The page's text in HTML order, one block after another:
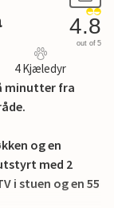
4.8
out of 5
4 Kjæledyr
minutter fra
og en
med 2
i stuen og en 55